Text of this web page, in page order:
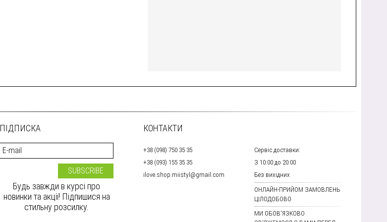
ПІДПИСКА
Будь завжди в курсі про
новинки та акції! Підпишися на
стильну розсилку.
КОНТАКТИ
+38 (098) 750 35 35
Сервіс доставки:
+38 (093) 155 35 35
З 10:00 до 20:00
ilove.shop.miistyl@gmail.com
Без вихідних
ОНЛАЙН-ПРИЙОМ ЗАМОВЛЕНЬ
ЦІЛОДОБОВО
МИ ОБОВ'ЯЗКОВО